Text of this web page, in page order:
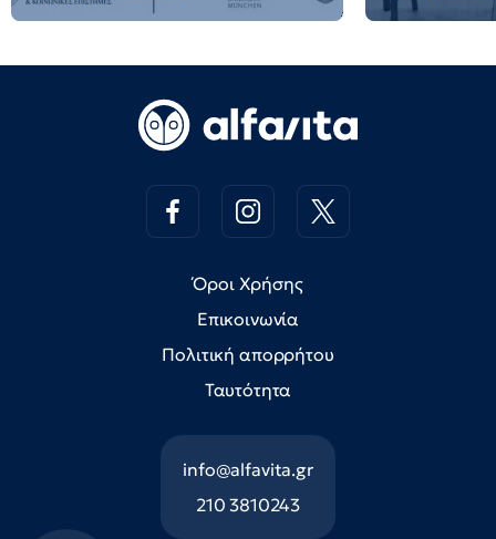
Όροι Χρήσης
Επικοινωνία
Πολιτική απορρήτου
Ταυτότητα
info@alfavita.gr
210 3810243